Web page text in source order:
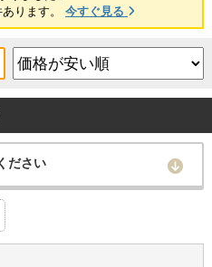
あります。 今すぐ見る
ださい